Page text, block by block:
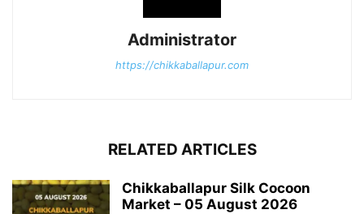
Administrator
https://chikkaballapur.com
RELATED ARTICLES
Chikkaballapur Silk Cocoon
Market – 05 August 2026